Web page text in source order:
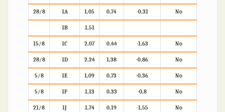
28/8 1A 1,05 0,74 -0,31 No
1B 1,51
15/8 1C 2,07 0,44 -1,63 No
28/8 1D 2,24 1,38 -0,86 No
5/8 1E 1,09 0,73 -0,36 No
5/8 1F 1,13 0,33 -0,8 No
21/8 1J 1,74 0,19 -1,55 No